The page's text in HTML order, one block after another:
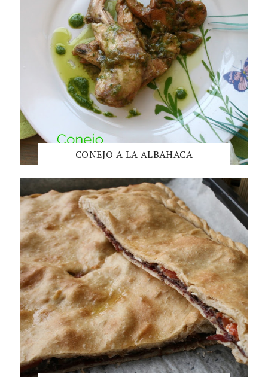
CONEJO A LA ALBAHACA